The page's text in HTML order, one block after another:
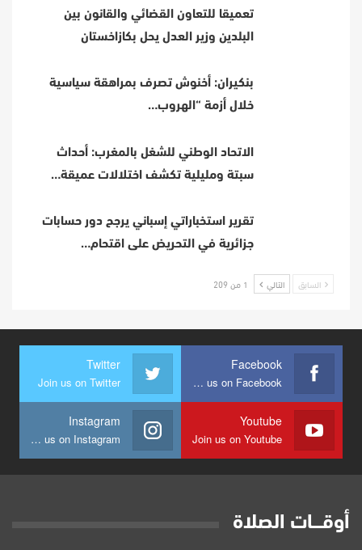
تعميقا للتعاون القضائي والقانون بين
البلدين وزير العدل يحل بكازاخستان
بنكيران: أخنوش تصرف بمراهقة سياسية
خلال أزمة “الهروب…
الاتحاد الوطني للشغل بالمغرب: أحداث
سبتة ومليلية تكشف اختلالات عميقة…
تقرير استخباراتي إسباني يرجح دور حسابات
جزائرية في التحريض على اقتحام…
السابق التالي 1 من 209
Facebook
Join us on Facebook
Twitter
Join us on Twitter
Youtube
Join us on Youtube
Instagram
Join us on Instagram
أوقــــات الصلاة